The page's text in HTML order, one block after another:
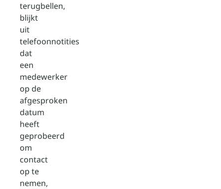
terugbellen,
blijkt
uit
telefoonnotities
dat
een
medewerker
op de
afgesproken
datum
heeft
geprobeerd
om
contact
op te
nemen,